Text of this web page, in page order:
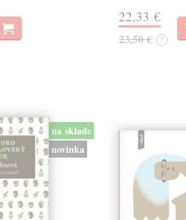
22,33 €
23,50 € ?
na sklade
novinka